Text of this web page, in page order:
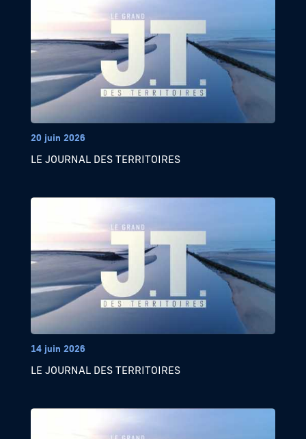
20 juin 2026
LE JOURNAL DES TERRITOIRES
14 juin 2026
LE JOURNAL DES TERRITOIRES